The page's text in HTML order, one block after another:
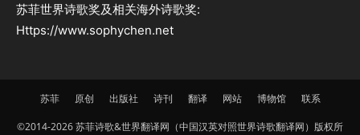
苏菲世界诗歌奖及相关海外诗歌奖:
Https://www.sophychen.net
苏菲 原创 出版社 诗刊 翻译 网站 博物馆 联系
©2014-2026 苏菲诗歌&世界翻译网（中国汉英对照世界诗歌翻译网）版权所